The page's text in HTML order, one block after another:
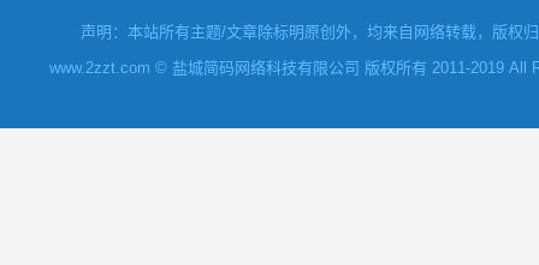
声明：本站所有主题/文章除标明原创外，均来自网络转载，版权
www.2zzt.com © 盐城简码网络科技有限公司 版权所有 2011-2019